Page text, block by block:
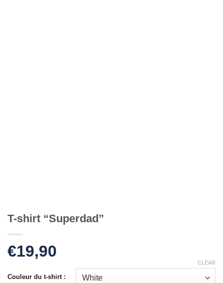
T-shirt “Superdad”
€19,90
Couleur du t-shirt :
CLEAR